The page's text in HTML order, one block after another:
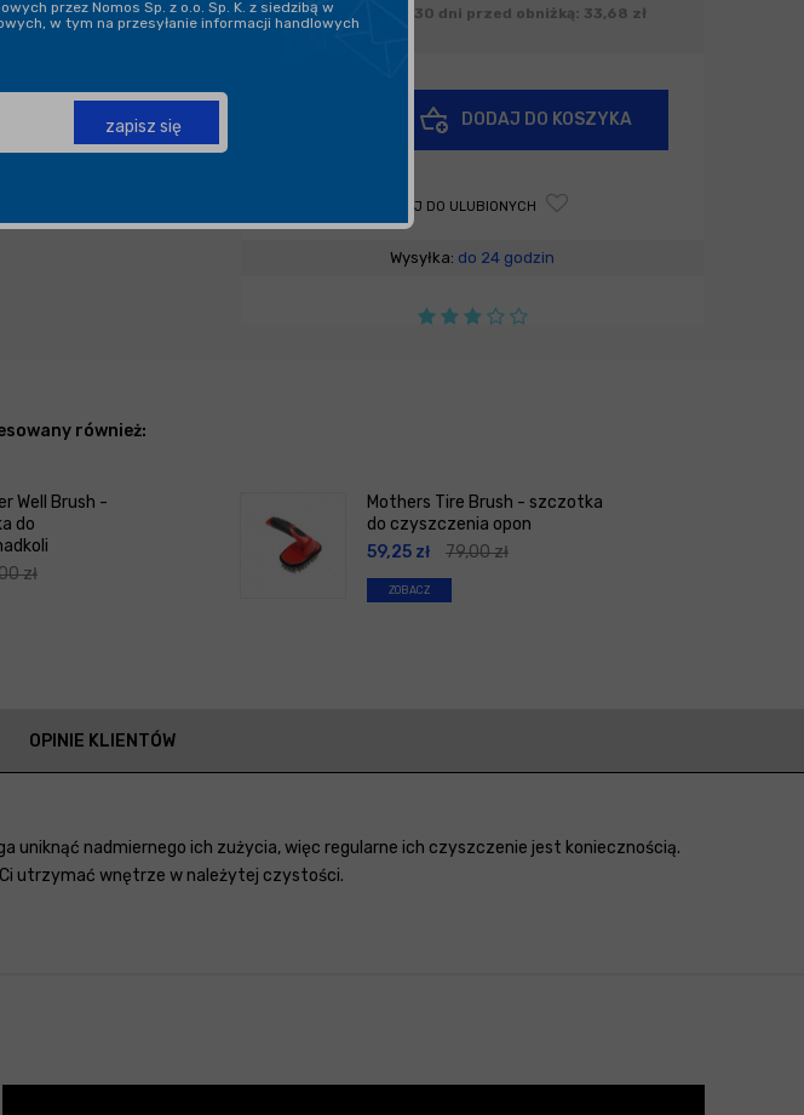
Udostępnij
Najniższa cena z 30 dni przed obniżką: 33,68 zł
DODAJ DO KOSZYKA
DODAJ DO ULUBIONYCH
Wysyłka: do 24 godzin
również:
Well Brush -
do
zł
Mothers Tire Brush - szczotka
do czyszczenia opon
59,25 zł 79,00zł
ZOBACZ
OPINIE KLIENTÓW
nadmiernego ich zużycia, więc regularne ich czyszczenie jest koniecznością.
utrzymać wnętrze w należytej czystości.
przez Nomos Sp. z o.o. Sp. K. z siedzibą w
w tym na przesyłanie informacji handlowych
zapisz się